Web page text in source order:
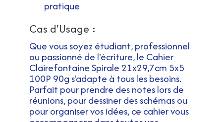
pratique
Cas d'Usage :
Que vous soyez étudiant, professionnel
ou passionné de l'écriture, le Cahier
Clairefontaine Spirale 21x29,7cm 5x5
100P 90g s'adapte à tous les besoins.
Parfait pour prendre des notes lors de
réunions, pour dessiner des schémas ou
pour organiser vos idées, ce cahier vous